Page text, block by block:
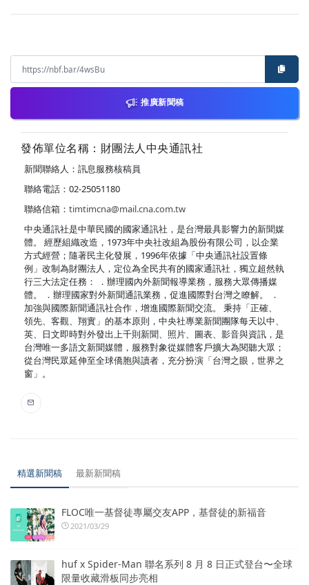
推廣新聞稿
發佈單位名稱：財團法人中央通訊社
新聞聯絡人：訊息服務核稿員
聯絡電話：02-25051180
聯絡信箱： timtimcna@mail.cna.com.tw
中央通訊社是中華民國的國家通訊社，是台灣最具影響力的新聞媒
體。 經歷組織改造，1973年中央社改組為股份有限公司，以企業
方式經營；隨著民主化發展，1996年依據「中央通訊社設置條
例」改制為財團法人，定位為全民共有的國家通訊社，獨立超然執
行三大法定任務： ．辦理國內外新聞報導業務，服務大眾傳播媒
體。 ．辦理國家對外新聞通訊業務，促進國際對台灣之瞭解。 ．
加強與國際新聞通訊社合作，增進國際新聞交流。 秉持「正確、
領先、客觀、翔實」的基本原則，中央社專業新聞團隊每天以中、
英、日文即時對外發出上千則新聞、照片、圖表、影音與資訊，是
台灣唯一多語文新聞媒體，服務對象從媒體客戶擴大為閱聽大眾；
從台灣民眾延伸至全球僑胞與讀者，充分扮演「台灣之眼，世界之
窗」。
精選新聞稿 最新新聞稿
FLOC唯一基督徒專屬交友APP，基督徒的新福音
2021/03/29
huf x Spider-Man 聯名系列 8 月 8 日正式登台〜全球
限量收藏滑板同步亮相